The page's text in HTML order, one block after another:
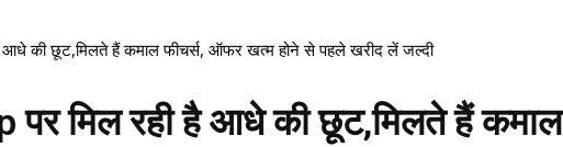
की छूट,मिलते हैं कमाल फीचर्स, ऑफर खत्म होने से पहले खरीद लें जल्दी
मिल रही है आधे की छूट,मिलते हैं कमाल